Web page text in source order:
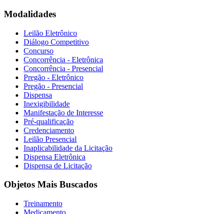
Modalidades
Leilão Eletrônico
Diálogo Competitivo
Concurso
Concorrência - Eletrônica
Concorrência - Presencial
Pregão - Eletrônico
Pregão - Presencial
Dispensa
Inexigibilidade
Manifestação de Interesse
Pré-qualificação
Credenciamento
Leilão Presencial
Inaplicabilidade da Licitação
Dispensa Eletrônica
Dispensa de Licitação
Objetos Mais Buscados
Treinamento
Medicamento